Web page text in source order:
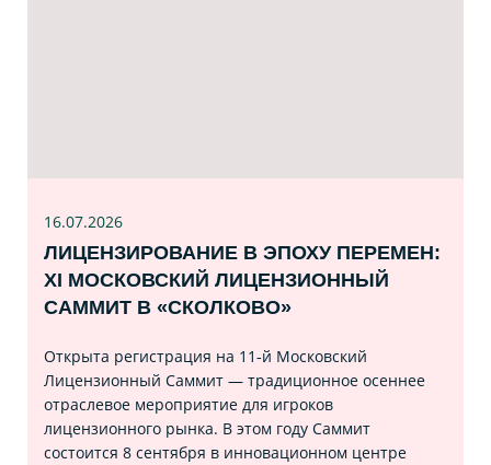
16.07.2026
ЛИЦЕНЗИРОВАНИЕ В ЭПОХУ ПЕРЕМЕН:
XI МОСКОВСКИЙ ЛИЦЕНЗИОННЫЙ
САММИТ В «СКОЛКОВО»
Открыта регистрация на 11‑й Московский
Лицензионный Саммит — традиционное осеннее
отраслевое мероприятие для игроков
лицензионного рынка. В этом году Саммит
состоится 8 сентября в инновационном центре